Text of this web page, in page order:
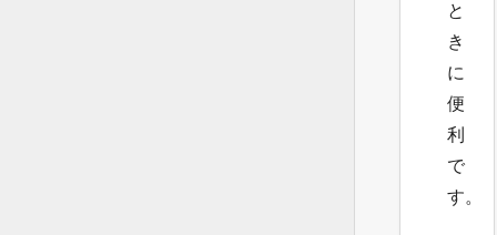
と
き
に
便
利
で
す。